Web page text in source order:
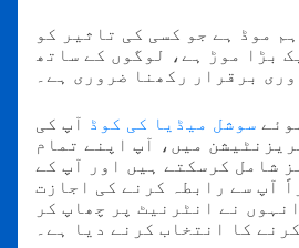
موڈ ہے جو کسی کی تاثیر کو
بڑا موڑ ہے، لوگوں کے ساتھ
برقرار رکھنا ضروری ہے۔
سوشل میڈیا کی کوڈ آپ کی
میں، آپ اپنے تمام
شامل کرسکتے ہیں اور آپ کے
آپ سے رابطہ کرنے کی اجازت
نے انٹرنیٹ پر چھاپ کر
کا انتخاب کرنے دیا ہے۔